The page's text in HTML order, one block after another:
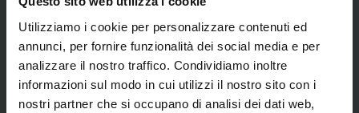
Utilizziamo i cookie per personalizzare contenuti ed
annunci, per fornire funzionalità dei social media e per
analizzare il nostro traffico. Condividiamo inoltre
informazioni sul modo in cui utilizzi il nostro sito con i
nostri partner che si occupano di analisi dei dati web,
SCOPRI I NOSTRI CENTRI